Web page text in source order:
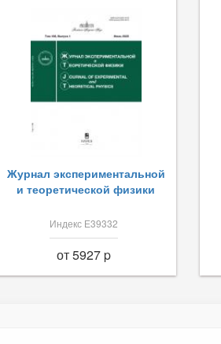
Журнал экспериментальной
и теоретической физики
Индекс Е39332
от 5927 p